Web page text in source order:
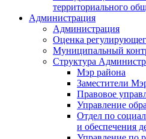
территориального
Администрация
Администрация
Оценка
Муниципальный
Структура
Мэр района
Заместители
Правовое
Управление
Отдел по
и обеспечения